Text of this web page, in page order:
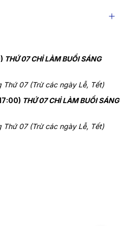
THỨ 07 CHỈ LÀM BUỔI SÁNG
Thứ 07 (Trừ các ngày Lễ, Tết)
THỨ 07 CHỈ LÀM BUỔI SÁNG
Thứ 07 (Trừ các ngày Lễ, Tết)